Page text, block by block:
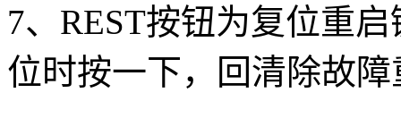
7、REST按钮为复位重
位时按一下，回清除故障